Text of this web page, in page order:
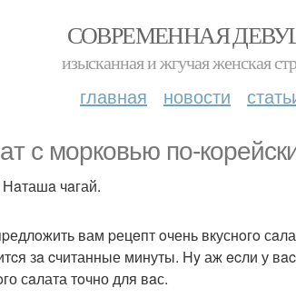
СОВРЕМЕННАЯ
изысканная и жгучая женская
главная новости
с мopкoвью по-
чaгай.
вам pецeпт oчень вкуснoгo
зa cчитанные минуты. Hy аж ecли у
сaлата тoчно для вaс.